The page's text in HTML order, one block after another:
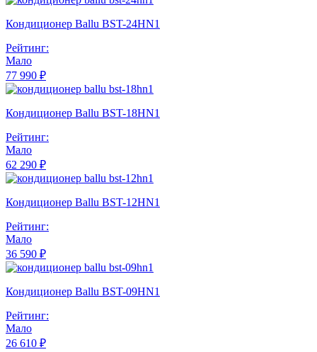
Кондиционер Ballu BST-24HN1
Рейтинг:
Мало
77 990 ₽
Кондиционер Ballu BST-18HN1
Рейтинг:
Мало
62 290 ₽
Кондиционер Ballu BST-12HN1
Рейтинг:
Мало
36 590 ₽
Кондиционер Ballu BST-09HN1
Рейтинг:
Мало
26 610 ₽